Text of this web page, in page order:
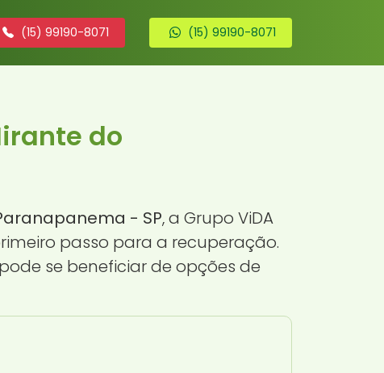
(15) 99190-8071 (15) 99190-8071
do
- SP, a Grupo ViDA
passo para a recuperação.
se beneficiar de opções de